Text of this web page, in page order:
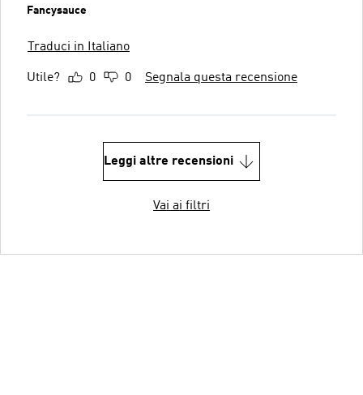
Fancysauce
Traduci in Italiano
Utile? 0 0 Segnala questa recensione
Leggi altre recensioni
Vai ai filtri